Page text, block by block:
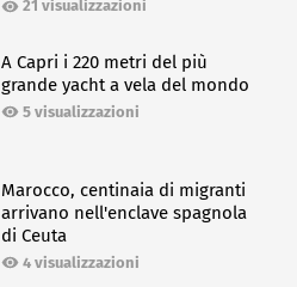
21 visualizzazioni
A Capri i 220 metri del più
grande yacht a vela del mondo
5 visualizzazioni
Marocco, centinaia di migranti
arrivano nell'enclave spagnola
di Ceuta
4 visualizzazioni